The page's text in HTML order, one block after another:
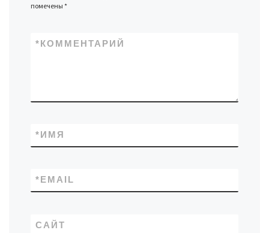
помечены*
КОММЕНТАРИЙ
*
ИМЯ
*
EMAIL
*
САЙТ